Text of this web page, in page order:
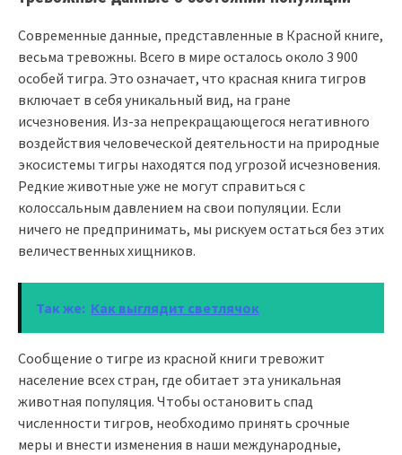
Современные данные, представленные в Красной книге,
весьма тревожны. Всего в мире осталось около 3 900
особей тигра. Это означает, что красная книга тигров
включает в себя уникальный вид, на гране
исчезновения. Из-за непрекращающегося негативного
воздействия человеческой деятельности на природные
экосистемы тигры находятся под угрозой исчезновения.
Редкие животные уже не могут справиться с
колоссальным давлением на свои популяции. Если
ничего не предпринимать, мы рискуем остаться без этих
величественных хищников.
Так же: Как выглядит светлячок
Сообщение о тигре из красной книги тревожит
население всех стран, где обитает эта уникальная
животная популяция. Чтобы остановить спад
численности тигров, необходимо принять срочные
меры и внести изменения в наши международные,